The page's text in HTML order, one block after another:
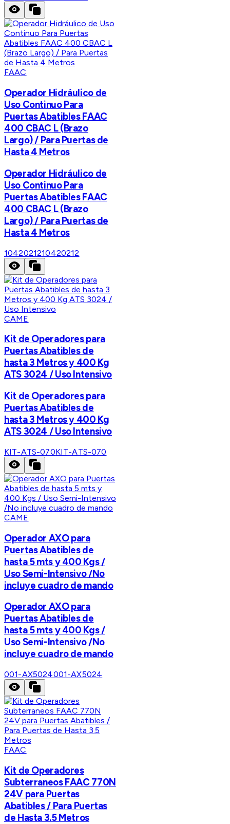
FAAC
Operador Hidráulico de
Uso Continuo Para
Puertas Abatibles FAAC
400 CBAC L (Brazo
Largo) / Para Puertas de
Hasta 4 Metros
Operador Hidráulico de
Uso Continuo Para
Puertas Abatibles FAAC
400 CBAC L (Brazo
Largo) / Para Puertas de
Hasta 4 Metros
1042021210420212
CAME
Kit de Operadores para
Puertas Abatibles de
hasta 3 Metros y 400 Kg
ATS 3024 / Uso Intensivo
Kit de Operadores para
Puertas Abatibles de
hasta 3 Metros y 400 Kg
ATS 3024 / Uso Intensivo
KIT-ATS-070KIT-ATS-070
CAME
Operador AXO para
Puertas Abatibles de
hasta 5 mts y 400 Kgs /
Uso Semi-Intensivo /No
incluye cuadro de mando
Operador AXO para
Puertas Abatibles de
hasta 5 mts y 400 Kgs /
Uso Semi-Intensivo /No
incluye cuadro de mando
001-AX5024001-AX5024
FAAC
Kit de Operadores
Subterraneos FAAC 770N
24V para Puertas
Abatibles / Para Puertas
de Hasta 3.5 Metros